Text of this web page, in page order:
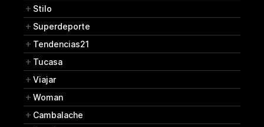
Stilo
Superdeporte
Tendencias21
Tucasa
Viajar
Woman
Cambalache